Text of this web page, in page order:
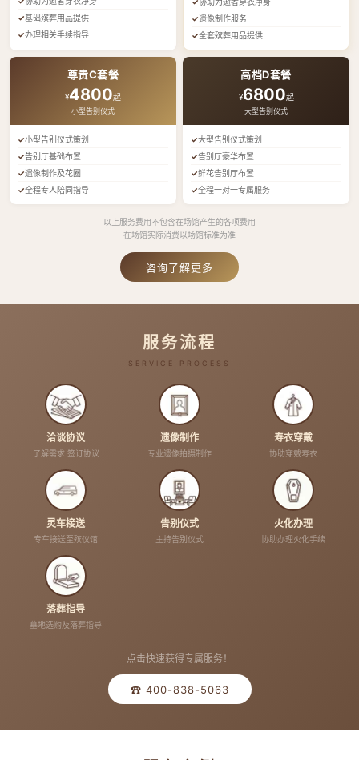
基础殡葬用品提供
办理相关手续指导
遗像制作服务
全套殡葬用品提供
尊贵C套餐
¥4800起
小型告别仪式
小型告别仪式策划
告别厅基础布置
遗像制作及花圈
全程专人陪同指导
高档D套餐
¥6800起
大型告别仪式
大型告别仪式策划
告别厅豪华布置
鲜花告别厅布置
全程一对一专属服务
以上服务费用不包含在场馆产生的各项费用
在场馆实际消费以场馆标准为准
咨询了解更多
服务流程
SERVICE PROCESS
洽谈协议
了解需求 签订协议
遗像制作
专业遗像拍摄制作
寿衣穿戴
协助穿戴寿衣
灵车接送
专车接送至殡仪馆
告别仪式
主持告别仪式
火化办理
协助办理火化手续
落葬指导
墓地选购及落葬指导
点击快速获得专属服务！
☎ 400-838-5063